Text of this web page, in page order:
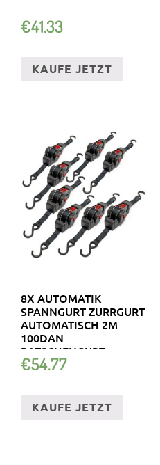
€41.33
KAUFE JETZT
8X AUTOMATIK
SPANNGURT ZURRGURT
AUTOMATISCH 2M
100DAN
RATSCHENGURT
€54.77
KAUFE JETZT